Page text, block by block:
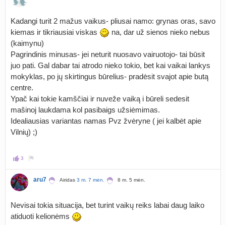
Kadangi turit 2 mažus vaikus- pliusai namo: grynas oras, savo
kiemas ir tikriausiai viskas
na, dar už sienos nieko nebus
(kaimynu)
Pagrindinis minusas- jei neturit nuosavo vairuotojo- tai būsit
juo pati. Gal dabar tai atrodo nieko tokio, bet kai vaikai lankys
mokyklas, po jų skirtingus būrelius- pradėsit svajot apie butą
centre.
Ypač kai tokie kamščiai ir nuveže vaiką i būreli sedesit
mašinoj laukdama kol pasibaigs užsiėmimas.
Idealiausias variantas namas Pvz žvėryne ( jei kalbėt apie
Vilnių) ;)
3
aru7 Airidas 3 m. 7 mėn. 8 m. 5 mėn.
Nevisai tokia situacija, bet turint vaikų reiks labai daug laiko
atiduoti kelionėms